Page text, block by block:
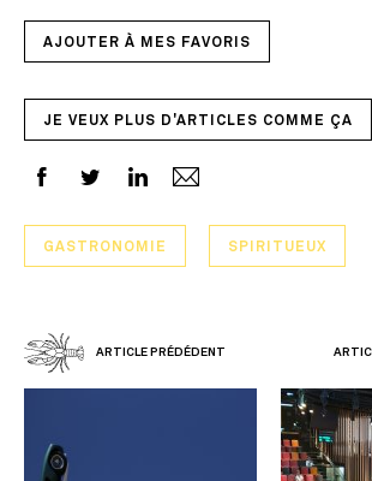
AJOUTER À MES FAVORIS
JE VEUX PLUS D'ARTICLES COMME ÇA
GASTRONOMIE SPIRITUEUX
ARTICLE PRÉDÉDENT